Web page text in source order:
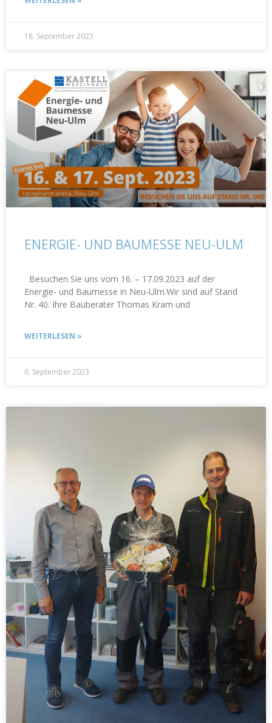
18. September 2023
ENERGIE- UND BAUMESSE NEU-ULM
Besuchen Sie uns vom 16. – 17.09.2023 auf der
Energie- und Baumesse in Neu-Ulm.Wir sind auf Stand
Nr. 40. Ihre Bauberater Thomas Kram und
WEITERLESEN »
6. September 2023